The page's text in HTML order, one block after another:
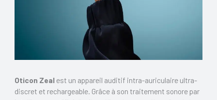
Oticon Zeal est un appareil auditif intra-auriculaire ultra-
discret et rechargeable. Grâce à son traitement sonore par